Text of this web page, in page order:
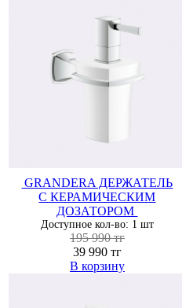
GRANDERA ДЕРЖАТЕЛЬ
С КЕРАМИЧЕСКИМ
ДОЗАТОРОМ
Доступное кол-во: 1 шт
195 990 тг
39 990 тг
В корзину